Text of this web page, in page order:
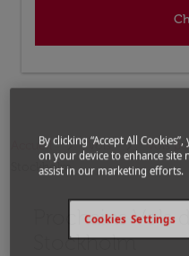
Accueil Vols Vols
Stockholm
Prochains Vols
Stockholm
Aucun tarif trouvé
By clicking “Accept All
on your device to enhance site
assist in our marketing efforts.
Cookies Settings